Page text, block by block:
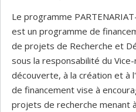
Le programme
est un programme de
de projets de Recherche et
sous la responsabilité du
découverte, à la création et à
de financement vise à
projets de recherche menant